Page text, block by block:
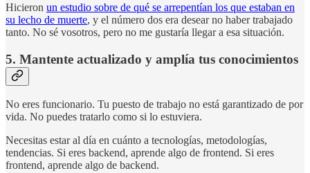
Hicieron un estudio sobre de qué se arrepentían los que estaban en
su lecho de muerte, y el número dos era desear no haber trabajado
tanto. No sé vosotros, pero no me gustaría llegar a esa situación.
5. Mantente actualizado y amplía tus conocimientos
No eres funcionario. Tu puesto de trabajo no está garantizado de por
vida. No puedes tratarlo como si lo estuviera.
Necesitas estar al día en cuánto a tecnologías, metodologías,
tendencias. Si eres backend, aprende algo de frontend. Si eres
frontend, aprende algo de backend.